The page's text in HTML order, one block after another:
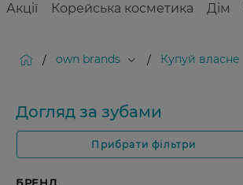
Акції Корейська косметика Дім
/ own brands / Купуй власне
Догляд за зубами
Прибрати фільтри